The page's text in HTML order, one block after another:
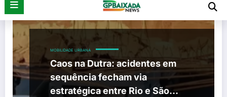
MOBILIDADE URBANA
Caos na Dutra: acidentes em
sequência fecham via
estratégica entre Rio e São